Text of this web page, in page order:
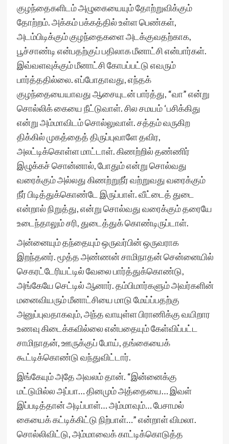
குழந்தைகளிடம் அழுகையையும் தோற்றுவிக்கும்
தோற்றம். அக்கம் பக்கத்தில் உள்ள பெண்கள்,
அடம்பிடிக்கும் குழந்தைகளை அடக்குவதற்காக,
பூச்சாண்டி என்பதற்குப் பதிலாக மீனாட்சி என்பார்கள்.
இவ்வளவுக்கும் மீனாட்சி கோபப்பட்டு எவரும்
பார்த்ததில்லை. எப்போதாவது, எந்தக்
குழந்தையையாவது ஆசையுடன் பார்த்து, “வா” என்று
சொல்லிக் கையை நீட்டுவாள். சில சமயம் ‘பசிக்கிது
என்று அம்மாவிடம் சொல்லுவாள். சத்தம் வருகிற
திக்கில் முகத்தைத் திருப்புவாளே தவிர,
அலட்டிக்கொள்ள மாட்டாள். கிணற்றில் தண்ணிர்
இழுக்கச் சொன்னால், போதும் என்று சொல்வது
வரைக்கும் அல்லது கிணற்றுநீர் வற்றுவது வரைக்கும்
நீர் பிடித்துக்கொண்டே இருப்பாள். வீட்டைத் துடை
என்றால் நிறுத்து, என்று சொல்வது வரைக்கும் தரையே
உடைந்தாலும் சரி, துடைத்துக் கொண்டிருப்டாள்.
அன்னையும் தந்தையும் ஒருவர்பின் ஒருவராக
இறந்தனர். மூத்த அண்ணன் சாமிநாதன் சென்னையில்
செகரட்டேரியட்டில் வேலை பார்த்துக்கொண்டு,
அங்கேயே செட்டில் ஆனார். தம்பிமார்களும் அவர்களின்
மனைவியரும் மீனாட்சியை மாடு மேய்ப்பதற்கு
அனுப்புவதாகவும், அந்த வாயுள்ள பிராணிக்கு வயிறார
உணவு கிடைக்கவில்லை என்பதையும் கேள்விப்பட்ட
சாமிநாதன், ஊருக்குப் போய், தங்கையைக்
கூட்டிக்கொண்டு வந்துவிட்டார்.
இங்கேயும் அதே அவலம் தான். “இன்னைக்கு
மட்டுமில்ல அப்பா… தினமும் அத்தையை… இவள்
இப்படித்தான் அடிப்பாள்… அம்மாவும்… பேசாமல்
கையைக் கட்டிக்கிட்டு நிற்பாள்…” என்றாள் விமலா.
சொல்லிவிட்டு, அம்மாவைக் காட்டிக்கொடுத்த